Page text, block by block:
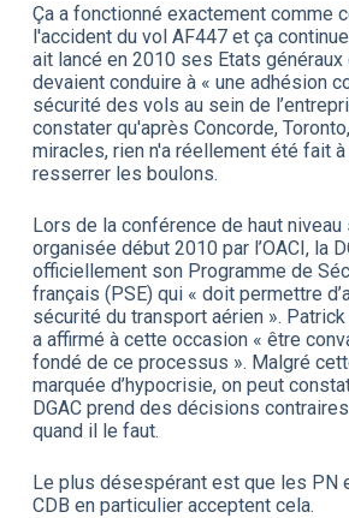
Ça a fonctionné exactement comme
l'accident du vol AF447 et ça continue
ait lancé en 2010 ses Etats
devaient conduire à « une adhésion
sécurité des vols au sein de
constater qu'après Concorde,
miracles, rien n'a réellement été fait
resserrer les boulons.
Lors de la conférence de haut niveau
organisée début 2010 par l’OACI, la
officiellement son Programme de
français (PSE) qui « doit permettre
sécurité du transport aérien ». Patrick
a affirmé à cette occasion « être
fondé de ce processus ». Malgré
marquée d’hypocrisie, on peut
DGAC prend des décisions
quand il le faut.
Le plus désespérant est que les PN
CDB en particulier acceptent cela.